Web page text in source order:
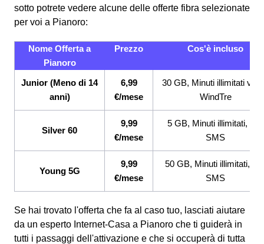
sotto potrete vedere alcune delle offerte fibra selezionate
per voi a Pianoro:
Nome Offerta a
Pianoro
Prezzo Cos'è incluso
Junior (Meno di 14
anni)
6,99
€/mese
30 GB, Minuti illimitati
WindTre
Silver 60
9,99
€/mese
5 GB, Minuti illimitati, 200
SMS
Young 5G
9,99
€/mese
50 GB, Minuti illimitati,
SMS
Se hai trovato l'offerta che fa al caso tuo, lasciati aiutare
da un esperto Internet-Casa a Pianoro che ti guiderà in
tutti i passaggi dell'attivazione e che si occuperà di tutta